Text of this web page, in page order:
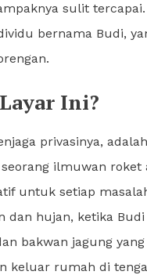
sulit
bernama Budi,
Ini?
privasinya,
ilmuwan roket
untuk setiap
dan hujan, ketika
bakwan jagung
keluar rumah di